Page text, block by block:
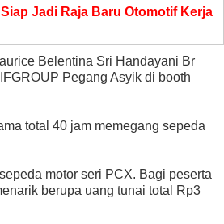
Jadi Raja Baru Otomotif Kerja
Belentina Sri Handayani Br
Pegang Asyik di booth
total 40 jam memegang sepeda
motor seri PCX. Bagi peserta
berupa uang tunai total Rp3